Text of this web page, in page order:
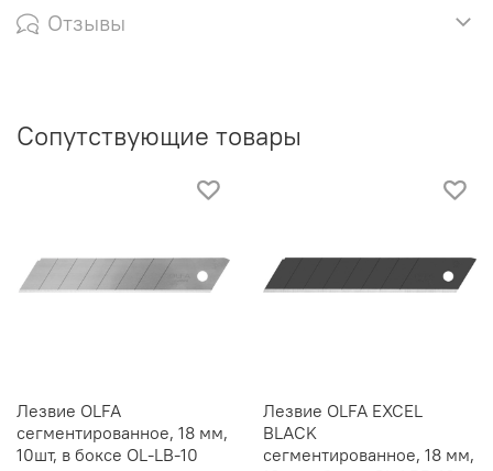
Отзывы
Сопутствующие товары
Лезвие OLFA
сегментированное, 18 мм,
10шт, в боксе OL-LB-10
Лезвие OLFA EXCEL
BLACK
сегментированное, 18 мм,